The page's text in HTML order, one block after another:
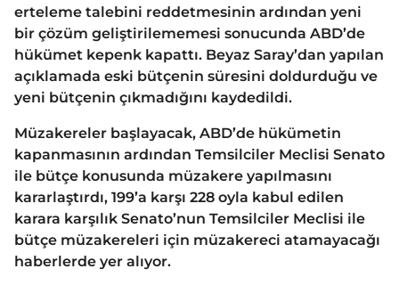
erteleme talebini reddetmesinin ardından yeni
bir çözüm geliştirilememesi sonucunda ABD’de
hükümet kepenk kapattı. Beyaz Saray’dan yapılan
açıklamada eski bütçenin süresini doldurduğu ve
yeni bütçenin çıkmadığını kaydedildi.
Müzakereler başlayacak, ABD’de hükümetin
kapanmasının ardından Temsilciler Meclisi Senato
ile bütçe konusunda müzakere yapılmasını
kararlaştırdı, 199’a karşı 228 oyla kabul edilen
karara karşılık Senato’nun Temsilciler Meclisi ile
bütçe müzakereleri için müzakereci atamayacağı
haberlerde yer alıyor.